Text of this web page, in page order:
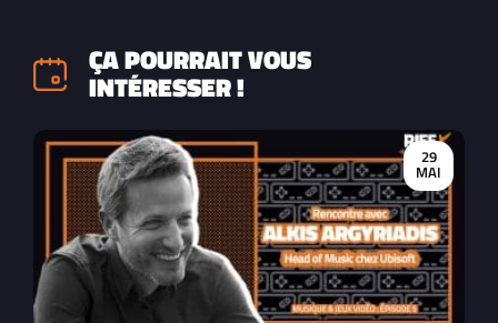
ÇA POURRAIT VOUS
INTÉRESSER !
29
MAI